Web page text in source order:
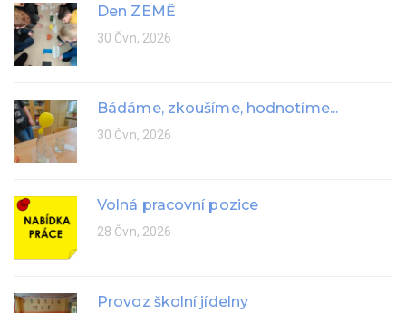
Den ZEMĚ
30 Čvn, 2026
Bádáme, zkoušíme, hodnotíme...
30 Čvn, 2026
Volná pracovní pozice
28 Čvn, 2026
Provoz školní jídelny